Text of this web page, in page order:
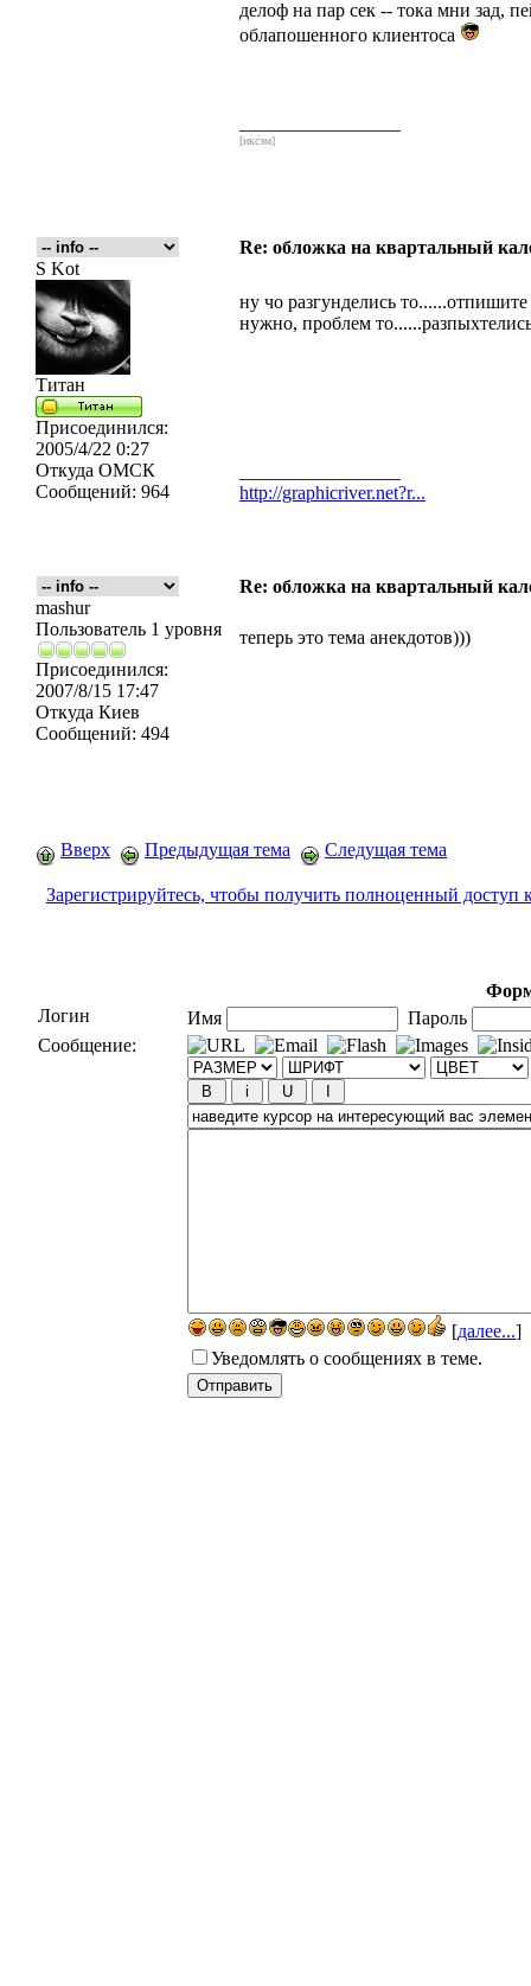
делоф на пар сек -- тока мни зад,
облапошенного клиентоса
[икс́эм]
Re: обложка на квартальный
S Kot
Титан
Присоединился:
2005/4/22 0:27
Откуда ОМСК
Сообщений: 964
ну чо разгунделись
нужно, проблем
http://graphicriver.net?r...
Re: обложка на квартальный
mashur
Пользователь 1 уровня
Присоединился:
2007/8/15 17:47
Откуда Киев
Сообщений: 494
теперь это тема анекдотов)))
Вверх Предыдущая тема Следущая тема
Зарегистрируйтесь, чтобы получить полноценный доступ
Логин
Имя
Пароль
Сообщение:
[далее...]
Уведомлять о сообщениях в теме.